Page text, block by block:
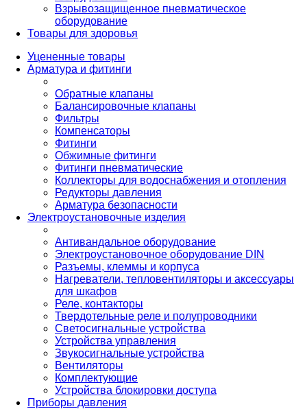
Взрывозащищенное пневматическое
оборудование
Товары для здоровья
Уцененные товары
Арматура и фитинги
Обратные клапаны
Балансировочные клапаны
Фильтры
Компенсаторы
Фитинги
Обжимные фитинги
Фитинги пневматические
Коллекторы для водоснабжения и отопления
Редукторы давления
Арматура безопасности
Электроустановочные изделия
Антивандальное оборудование
Электроустановочное оборудование DIN
Разъемы, клеммы и корпуса
Нагреватели, тепловентиляторы и аксессуары
для шкафов
Реле, контакторы
Твердотельные реле и полупроводники
Светосигнальные устройства
Устройства управления
Звукосигнальные устройства
Вентиляторы
Комплектующие
Устройства блокировки доступа
Приборы давления